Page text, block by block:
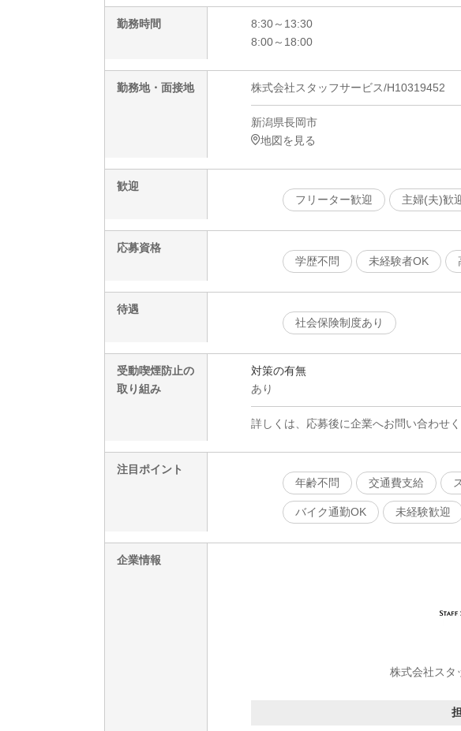
勤務時間
8:30～13:30
8:00～18:00
勤務地・面接地 株式会社スタッフサービス/H10319452
新潟県長岡市
地図を見る
歓迎
フリーター歓迎
主婦(夫)歓
応募資格
学歴不問
未経験者OK
待遇
社会保険制度あり
受動喫煙防止の
取り組み
対策の有無
あり
詳しくは、応募後に企業へお問い合わせ
注目ポイント
年齢不問
交通費支給
バイク通勤OK 未経験歓迎
企業情報
株式会社スタ